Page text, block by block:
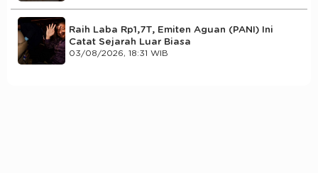
Raih Laba Rp1,7T, Emiten Aguan (PANI) Ini
Catat Sejarah Luar Biasa
03/08/2026, 18:31 WIB